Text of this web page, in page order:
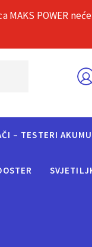
O nama
– TESTERI
POWER neće